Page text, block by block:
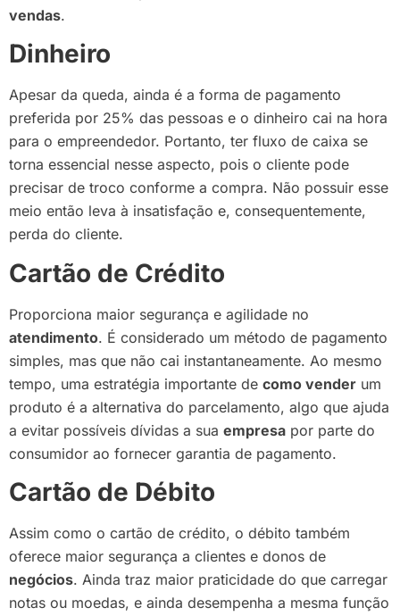
vendas.
Dinheiro
Apesar da queda, ainda é a forma de pagamento
preferida por 25% das pessoas e o dinheiro cai na hora
para o empreendedor. Portanto, ter fluxo de caixa se
torna essencial nesse aspecto, pois o cliente pode
precisar de troco conforme a compra. Não possuir esse
meio então leva à insatisfação e, consequentemente,
perda do cliente.
Cartão de Crédito
Proporciona maior segurança e agilidade no
atendimento. É considerado um método de pagamento
simples, mas que não cai instantaneamente. Ao mesmo
tempo, uma estratégia importante de como vender um
produto é a alternativa do parcelamento, algo que ajuda
a evitar possíveis dívidas a sua empresa por parte do
consumidor ao fornecer garantia de pagamento.
Cartão de Débito
Assim como o cartão de crédito, o débito também
oferece maior segurança a clientes e donos de
negócios. Ainda traz maior praticidade do que carregar
notas ou moedas, e ainda desempenha a mesma função